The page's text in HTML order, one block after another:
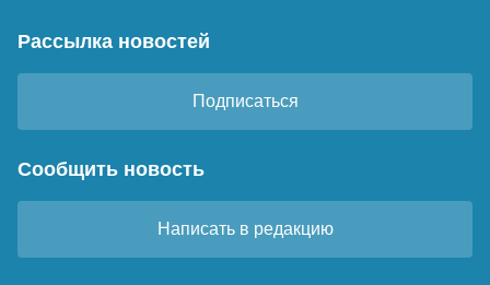
Рассылка новостей
Подписаться
Сообщить новость
Написать в редакцию